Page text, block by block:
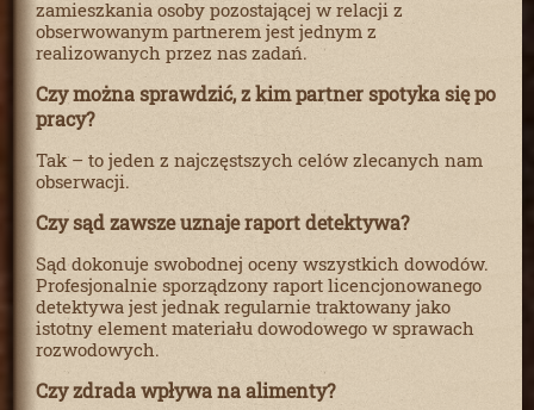
zamieszkania osoby pozostającej w relacji z
obserwowanym partnerem jest jednym z
realizowanych przez nas zadań.
Czy można sprawdzić, z kim partner spotyka się po
pracy?
Tak – to jeden z najczęstszych celów zlecanych nam
obserwacji.
Czy sąd zawsze uznaje raport detektywa?
Sąd dokonuje swobodnej oceny wszystkich dowodów.
Profesjonalnie sporządzony raport licencjonowanego
detektywa jest jednak regularnie traktowany jako
istotny element materiału dowodowego w sprawach
rozwodowych.
Czy zdrada wpływa na alimenty?